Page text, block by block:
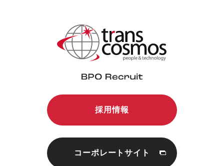
採用情報
コーポレートサイト